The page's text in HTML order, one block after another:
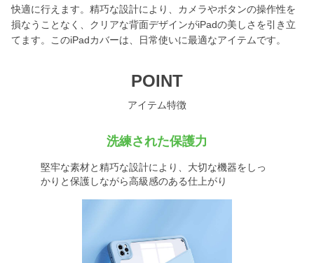
快適に行えます。精巧な設計により、カメラやボタンの操作性を
損なうことなく、クリアな背面デザインがiPadの美しさを引き立
てます。このiPadカバーは、日常使いに最適なアイテムです。
POINT
アイテム特徴
洗練された保護力
堅牢な素材と精巧な設計により、大切な機器をしっ
かりと保護しながら高級感のある仕上がり